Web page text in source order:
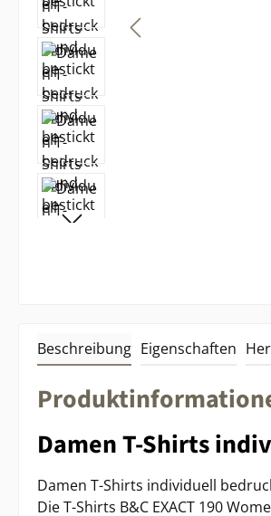
Beschreibung Eigenschaften
Damen T-Shirts
Damen T-Shirts individuell
Die T-Shirts B&C EXACT 190